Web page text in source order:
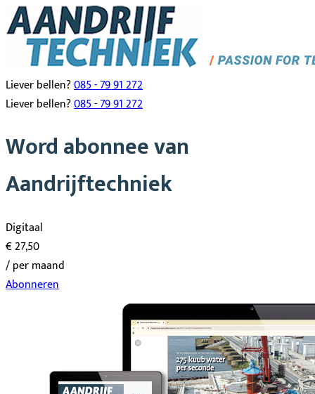
Liever bellen?085 - 79 91 272
Liever bellen?085 - 79 91 272
Word abonnee van
Aandrijftechniek
Digitaal
€ 27,50
/ per maand
Abonneren